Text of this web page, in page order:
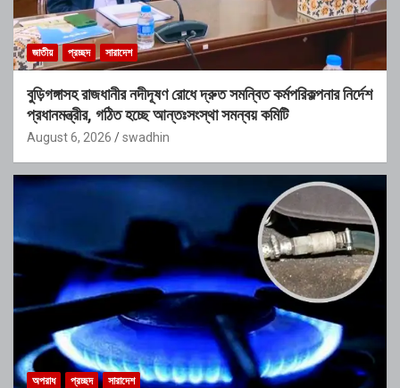
জাতীয় প্রচ্ছদ সারাদেশ
বুড়িগঙ্গাসহ রাজধানীর নদীদূষণ রোধে দ্রুত সমন্বিত কর্মপরিকল্পনার নির্দেশ
প্রধানমন্ত্রীর, গঠিত হচ্ছে আন্তঃসংস্থা সমন্বয় কমিটি
August 6, 2026 swadhin
অপরাধ প্রচ্ছদ সারাদেশ